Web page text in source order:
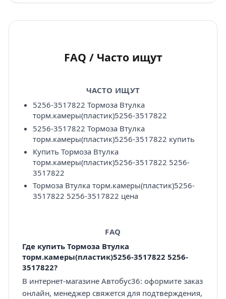
FAQ / Часто ищут
ЧАСТО ИЩУТ
5256-3517822 Тормоза Втулка
торм.камеры(пластик)5256-3517822
5256-3517822 Тормоза Втулка
торм.камеры(пластик)5256-3517822 купить
Купить Тормоза Втулка
торм.камеры(пластик)5256-3517822 5256-
3517822
Тормоза Втулка торм.камеры(пластик)5256-
3517822 5256-3517822 цена
FAQ
Где купить Тормоза Втулка
торм.камеры(пластик)5256-3517822 5256-
3517822?
В интернет-магазине Автобус36: оформите заказ
онлайн, менеджер свяжется для подтверждения,